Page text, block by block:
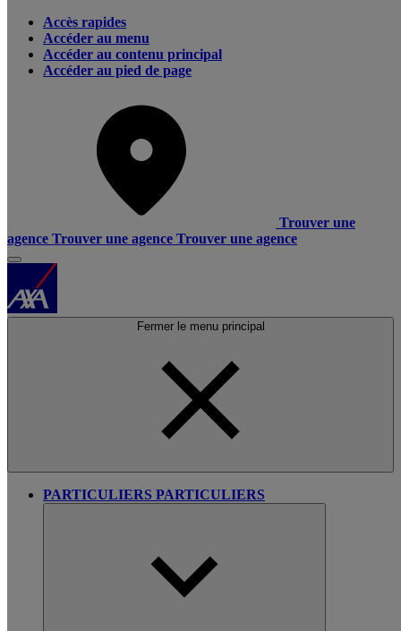
Accès rapides
Accéder au menu
Accéder au contenu principal
Accéder au pied de page
Trouver une
agence Trouver une agence Trouver une agence
Fermer le menu principal
PARTICULIERS PARTICULIERS